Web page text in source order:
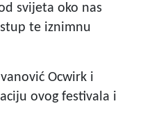
svijeta oko nas
te iznimnu
Ocwirk i
ovog festivala i